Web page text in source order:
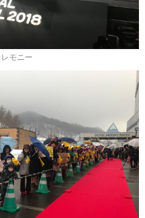
モニー